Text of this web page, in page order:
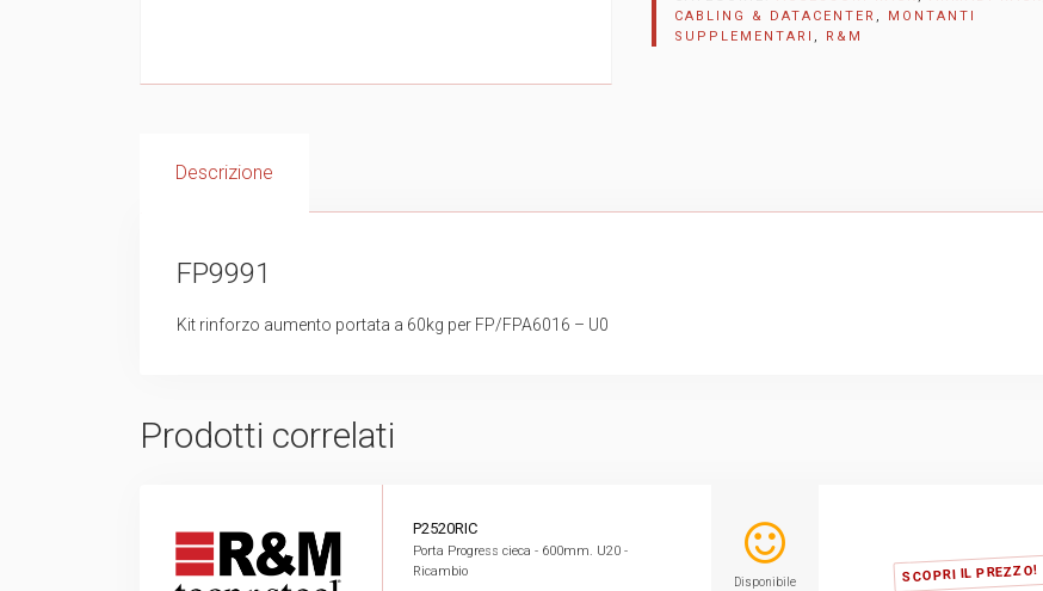
CABLING & DATACENTER , MONTANTI
SUPPLEMENTARI , R&M
Descrizione
FP9991
Kit rinforzo aumento portata a 60kg per FP/FPA6016 – U0
Prodotti correlati
SCOPRI IL PREZZO!
P2520RIC
Porta Progress cieca - 600mm. U20 -
Ricambio
Disponibile